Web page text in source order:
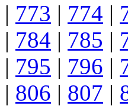
| 773 | 774 |
| 784 | 785 |
| 795 | 796 |
| 806 | 807 |